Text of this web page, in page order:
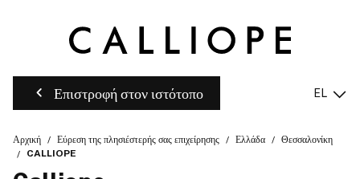
Επιστροφή στον ιστότοπο EL
Αρχική Εύρεση της πλησιέστερής σας επιχείρησης Ελλάδα
Θεσσαλονίκη
CALLIOPE